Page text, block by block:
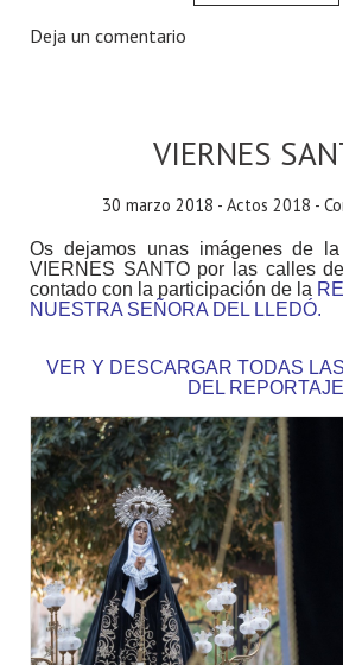
Deja un comentario
VIERNES
30 marzo 2018 - Actos 2018 -
Os dejamos unas imágenes de la
VIERNES SANTO por las calles
contado con la participación de la
NUESTRA SEÑORA DEL LLEDÓ.
VER Y DESCARGAR TODAS
DEL REPORTAJE